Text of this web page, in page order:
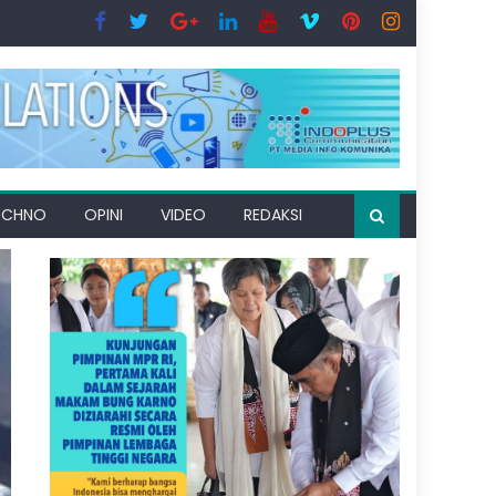
OPINI VIDEO REDAKSI